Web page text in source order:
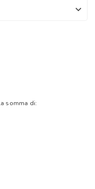
somma di: